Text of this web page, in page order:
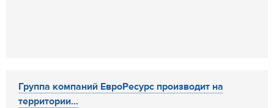
Группа компаний ЕвроРесурс производит на
территории...